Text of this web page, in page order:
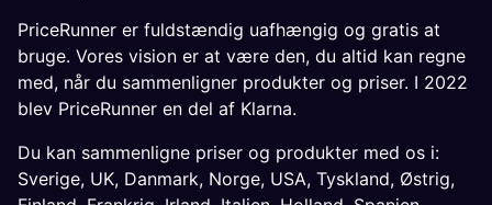
PriceRunner er fuldstændig uafhængig og gratis at
bruge. Vores vision er at være den, du altid kan regne
med, når du sammenligner produkter og priser. I 2022
blev PriceRunner en del af Klarna.
Du kan sammenligne priser og produkter med os i:
Sverige, UK, Danmark, Norge, USA, Tyskland, Østrig,